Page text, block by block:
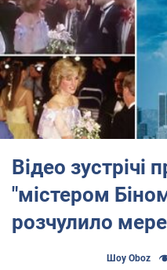
Відео зустрічі
"містером
розчулило
Шоу Oboz